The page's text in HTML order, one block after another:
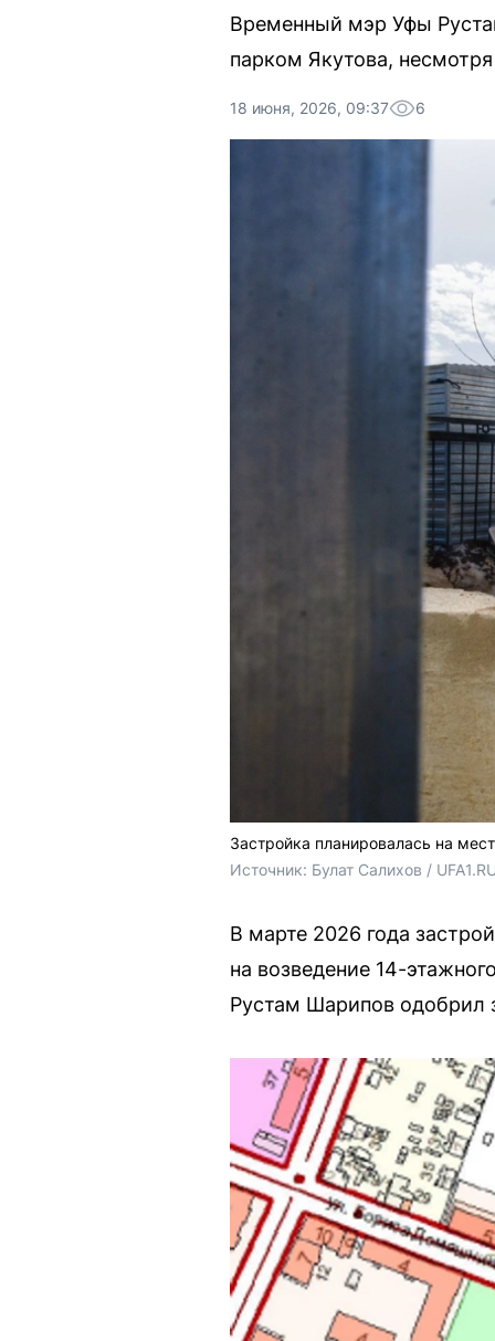
Временный мэр Уфы
парком Якутова,
18 июня, 2026, 09:37 6
Застройка планировалась на
Источник: Булат Салихов /
В марте 2026 года
на возведение 14-
Рустам Шарипов одобрил